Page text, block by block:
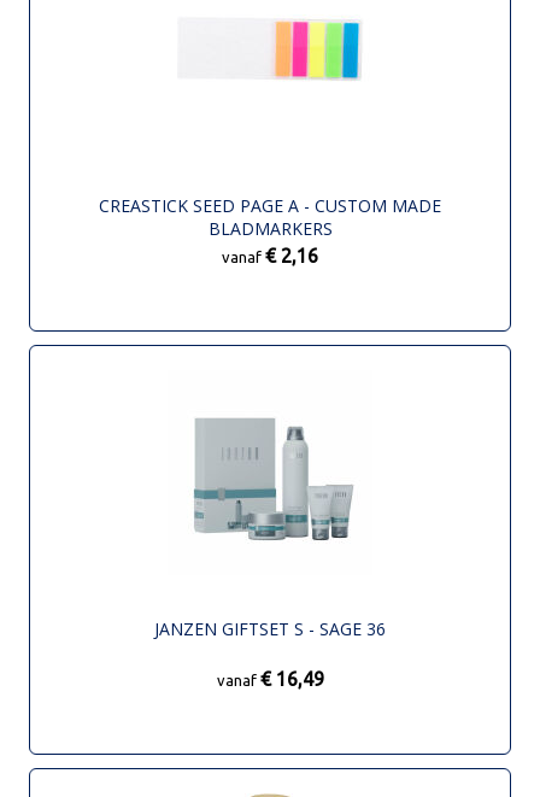
CREASTICK SEED PAGE A - CUSTOM MADE
BLADMARKERS
vanaf € 2,16
JANZEN GIFTSET S - SAGE 36
vanaf € 16,49